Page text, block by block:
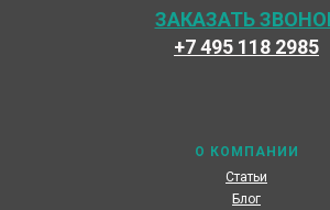
О КОМПАНИИ
Статьи
Блог
+7 495 118 2985
ЗАКАЗАТЬ